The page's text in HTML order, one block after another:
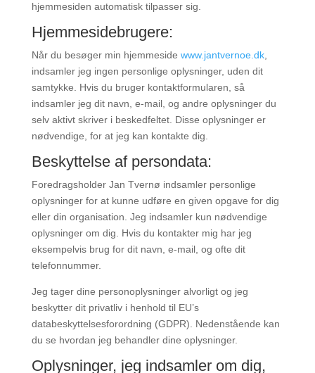
hjemmesiden automatisk tilpasser sig.
Hjemmesidebrugere:
Når du besøger min hjemmeside www.jantvernoe.dk,
indsamler jeg ingen personlige oplysninger, uden dit
samtykke. Hvis du bruger kontaktformularen, så
indsamler jeg dit navn, e-mail, og andre oplysninger du
selv aktivt skriver i beskedfeltet. Disse oplysninger er
nødvendige, for at jeg kan kontakte dig.
Beskyttelse af persondata:
Foredragsholder Jan Tvernø indsamler personlige
oplysninger for at kunne udføre en given opgave for dig
eller din organisation. Jeg indsamler kun nødvendige
oplysninger om dig. Hvis du kontakter mig har jeg
eksempelvis brug for dit navn, e-mail, og ofte dit
telefonnummer.
Jeg tager dine personoplysninger alvorligt og jeg
beskytter dit privatliv i henhold til EU’s
databeskyttelsesforordning (GDPR). Nedenstående kan
du se hvordan jeg behandler dine oplysninger.
Oplysninger, jeg indsamler om dig,